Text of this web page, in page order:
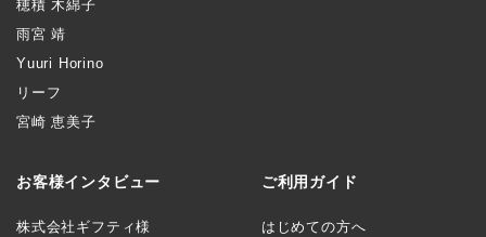
穂積 木綿子
雨宮 靖
Yuuri Horino
リーフ
宮崎 恵美子
お客様インタビュー
株式会社ギフティ様
ご利用ガイド
はじめての方へ